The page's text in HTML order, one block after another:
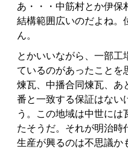
あ・・・中筋村とか伊保
結構範囲広いのだよね。
ん。
とかいいながら、一部工
ているのがあったことを
煉瓦、中播合同煉瓦、あ
番と一致する保証はない
う。この地域は中世には
たそうだ。それが明治時
生産が興るのは不思議か